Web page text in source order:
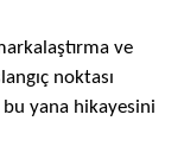
ve
​​noktası
yana hikayesini